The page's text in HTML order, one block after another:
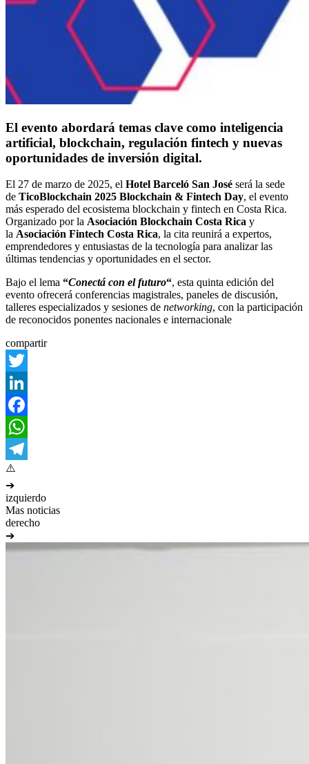
El evento abordará temas clave como inteligencia
artificial, blockchain, regulación fintech y nuevas
oportunidades de inversión digital.
El 27 de marzo de 2025, el Hotel Barceló San José será la sede
de TicoBlockchain 2025 Blockchain & Fintech Day, el evento
más esperado del ecosistema blockchain y fintech en Costa Rica.
Organizado por la Asociación Blockchain Costa Rica y
la Asociación Fintech Costa Rica, la cita reunirá a expertos,
emprendedores y entusiastas de la tecnología para analizar las
últimas tendencias y oportunidades en el sector.
Bajo el lema “Conectá con el futuro“, esta quinta edición del
evento ofrecerá conferencias magistrales, paneles de discusión,
talleres especializados y sesiones de networking, con la participación
de reconocidos ponentes nacionales e internacionale
compartir
Twitter
LinkedIn
Facebook
WhatsApp
Telegram
➔
izquierdo
Mas noticias
derecho
➔